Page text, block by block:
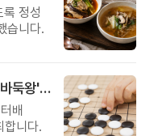
정성
습니다.
제3회 서초구 아버지센터배 '매너 바둑왕' 대회
배
합니다.